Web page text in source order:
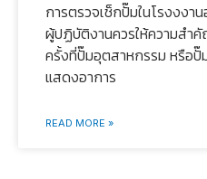
การตรวจเช็กปั๊มในโรงงงา
ผู้ปฏิบัติงานควรให้ความสำ
ครั้งที่ปั๊มอุตสาหกรรม หรือปั๊
แสดงอาการ
READ MORE »